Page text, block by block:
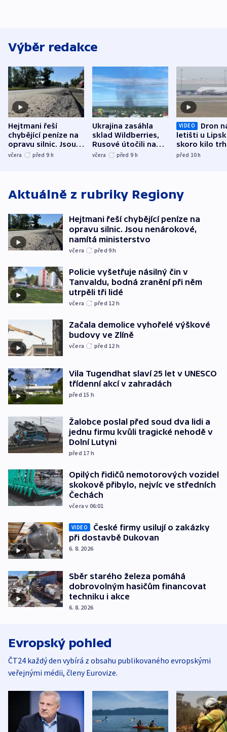
Výběr redakce
Hejtmani řeší
chybějící peníze na
opravu silnic. Jsou
nenárokové, namítá
včera před 9 h
Ukrajina zasáhla
sklad Wildberries,
Rusové útočili na
trh, hasiče či
včera před 9 h
VIDEO
Dron
letišti u
skoro kilo
indicie
před 10h
Aktuálně z rubriky Regiony
Hejtmani řeší chybějící peníze na
opravu silnic. Jsou nenárokové,
namítá ministerstvo
včera před 9h
Policie vyšetřuje násilný čin v
Tanvaldu, bodná zranění při něm
utrpěli tři lidé
včera před 12 h
Začala demolice vyhořelé výškové
budovy ve Zlíně
včera před 12 h
Vila Tugendhat slaví 25 let v UNESCO
třídenní akcí v zahradách
před 15 h
Žalobce poslal před soud dva lidi a
jednu firmu kvůli tragické nehodě v
Dolní Lutyni
před 17 h
Opilých řidičů nemotorových vozidel
skokově přibylo, nejvíc ve středních
Čechách
včera v 06:01
VIDEO
České firmy usilují o zakázky
při dostavbě Dukovan
6. 8. 2026
Sběr starého železa pomáhá
dobrovolným hasičům financovat
techniku i akce
6. 8. 2026
Evropský pohled
ČT24 každý den vybírá z obsahu publikovaného evropskými
veřejnými médii, členy Eurovize.